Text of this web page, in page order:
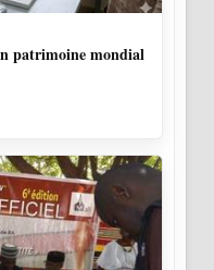
patrimoine mondial